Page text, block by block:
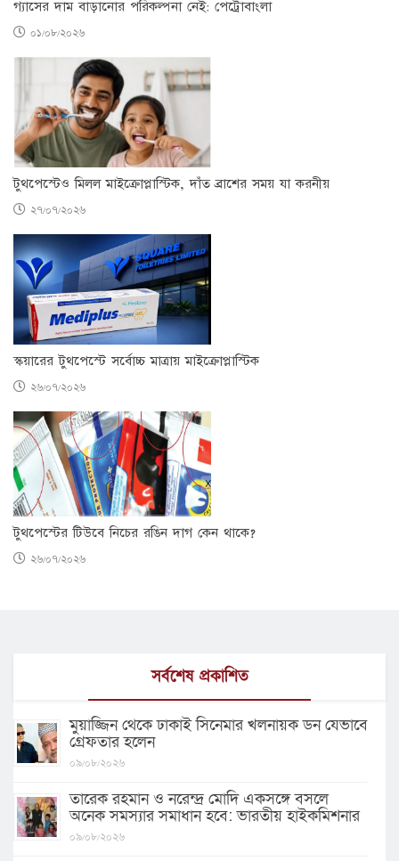
গ্যাসের দাম বাড়ানোর পরিকল্পনা নেই: পেট্রোবাংলা
০১/০৮/২০২৬
টুথপেস্টেও মিলল মাইক্রোপ্লাস্টিক, দাঁত ব্রাশের সময় যা করনীয়
২৭/০৭/২০২৬
স্কয়ারের টুথপেস্টে সর্বোচ্চ মাত্রায় মাইক্রোপ্লাস্টিক
২৬/০৭/২০২৬
টুথপেস্টের টিউবে নিচের রঙিন দাগ কেন থাকে?
২৬/০৭/২০২৬
সর্বশেষ প্রকাশিত
মুয়াজ্জিন থেকে ঢাকাই সিনেমার খলনায়ক ডন যেভাবে
গ্রেফতার হলেন
০৯/০৮/২০২৬
তারেক রহমান ও নরেন্দ্র মোদি একসঙ্গে বসলে
অনেক সমস্যার সমাধান হবে: ভারতীয় হাইকমিশনার
০৯/০৮/২০২৬